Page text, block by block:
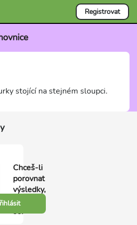
Registrovat
stojící na stejném sloupci.
Chceš-li
porovnat
výsledky,
přihlas
se.